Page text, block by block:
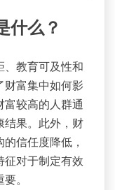
什么？
、教育可及性和
财富集中如何影
较高的人群通
结果。此外，财
信任度降低，
征对于制定有效
。